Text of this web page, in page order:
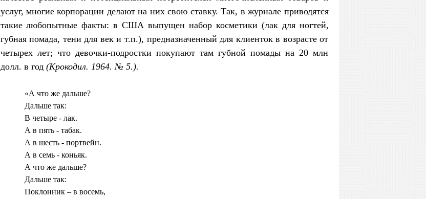
услуг, многие корпорации делают на них свою ставку. Так, в журнале приводятся
такие любопытные факты: в США выпущен набор косметики (лак для ногтей,
губная помада, тени для век и т.п.), предназначенный для клиенток в возрасте от
четырех лет; что девочки-подростки покупают там губной помады на 20 млн
долл. в год (Крокодил. 1964. № 5.).
«А что же дальше?
Дальше так:
В четыре - лак.
А в пять - табак.
А в шесть - портвейн.
А в семь - коньяк.
А что же дальше?
Дальше так:
Поклонник – в восемь,